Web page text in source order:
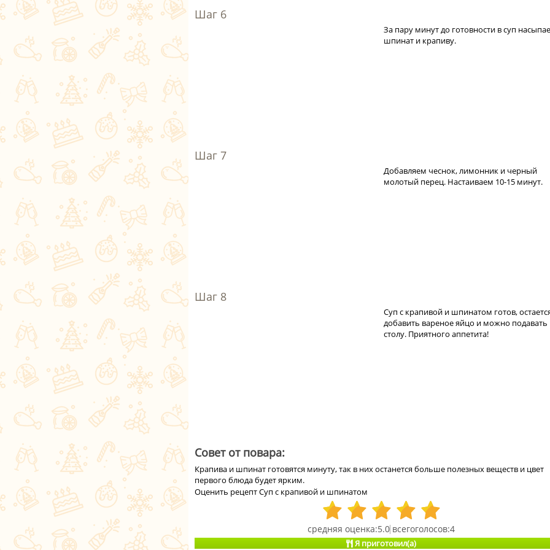
За пару минут до готовности в суп
шпинат и крапиву.
Добавляем чеснок, лимонник и черный
молотый перец. Настаиваем 10-15 минут.
Суп с крапивой и шпинатом готов,
добавить вареное яйцо и можно подавать
столу. Приятного аппетита!
Совет от повара:
Крапива и шпинат готовятся минуту, так в них останется больше полезных веществ и цвет
первого блюда будет ярким.
Оценить рецепт Суп с крапивой и шпинатом
5.0 4
Я приготовил(а)